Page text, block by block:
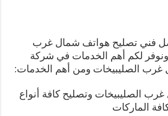
فني تصليح هواتف شمال غرب
ونوفر لكم أهم الخدمات في شركة
غرب الصليبيخات ومن أهم الخدمات:
الصليبيخات وتصليح كافة أنواع
الماركات